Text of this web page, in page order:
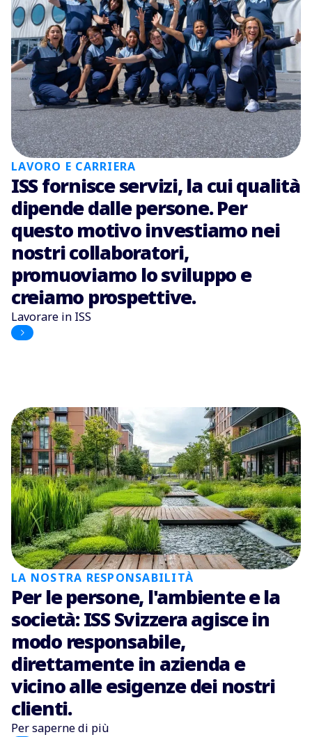
LAVORO E CARRIERA
ISS fornisce servizi, la cui qualità
dipende dalle persone. Per
questo motivo investiamo nei
nostri collaboratori,
promuoviamo lo sviluppo e
creiamo prospettive.
Lavorare in ISS
LA NOSTRA RESPONSABILITÀ
Per le persone, l'ambiente e la
società: ISS Svizzera agisce in
modo responsabile,
direttamente in azienda e
vicino alle esigenze dei nostri
clienti.
Per saperne di più